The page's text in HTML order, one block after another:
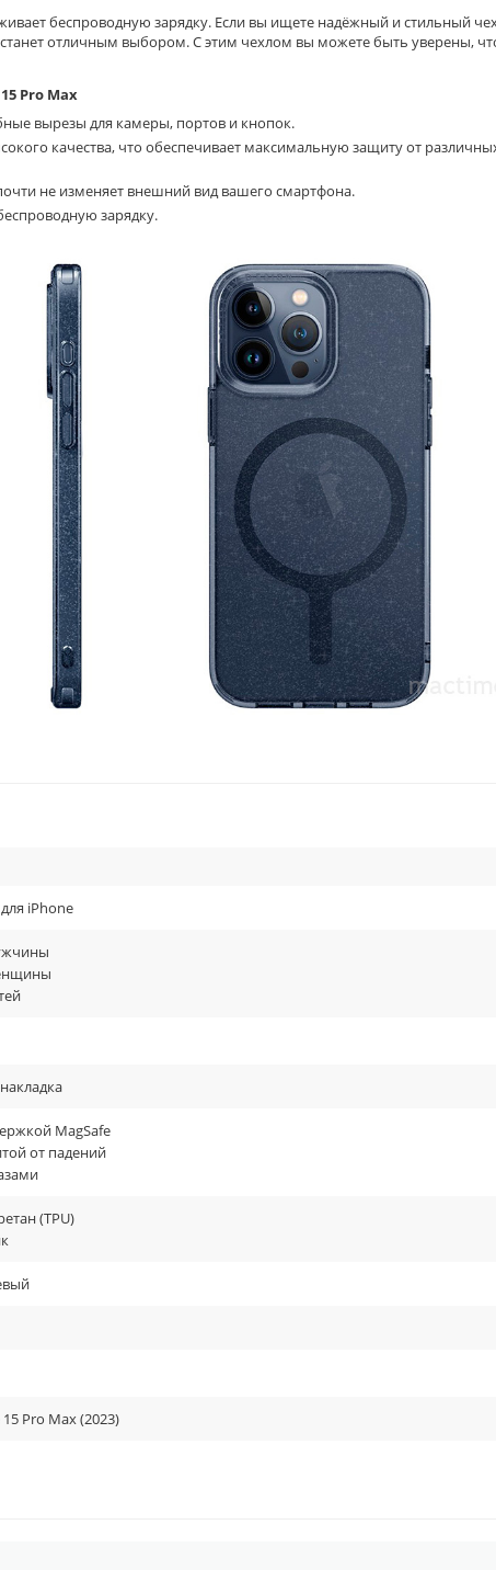
беспроводную зарядку. Если вы ищете надёжный и стильный
отличным выбором. С этим чехлом вы можете быть уверены,
Pro Max
вырезы для камеры, портов и кнопок.
качества, что обеспечивает максимальную защиту от
не изменяет внешний вид вашего смартфона.
зарядку.
iPhone
MagSafe
от падений
(TPU)
Pro Max (2023)